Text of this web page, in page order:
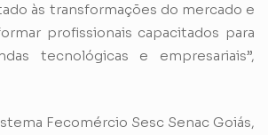
às transformações do mercado e
profissionais capacitados para
tecnológicas e empresariais”,
Fecomércio Sesc Senac Goiás,